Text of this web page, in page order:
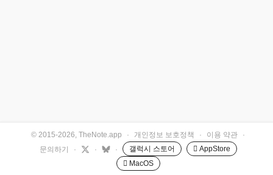
© 2015-2026, TheNote.app · 개인정보 보호정책 · 이용 약관
·
문의하기
· · · 갤럭시 스토어
 AppStore
 MacOS